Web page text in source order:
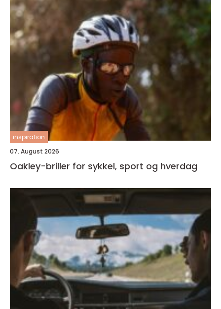
inspiration
07. August 2026
Oakley-briller for sykkel, sport og hverdag